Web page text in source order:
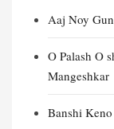
Aaj Noy
O Palash O
Mangeshkar
Banshi Keno